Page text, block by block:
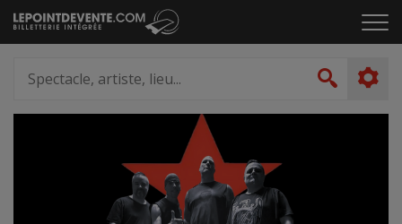
Passer
au
le
artiste,
lieu...